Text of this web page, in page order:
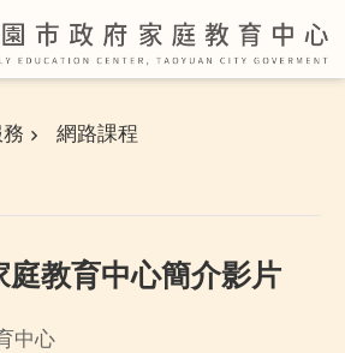
網路課程
庭教育中心簡介影片
中心